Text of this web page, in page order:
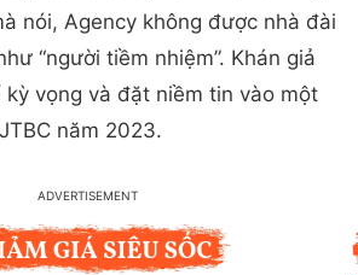
nói, Agency không được nhà đài
“người tiềm nhiệm”. Khán giả
kỳ vọng và đặt niềm tin vào một
năm 2023.